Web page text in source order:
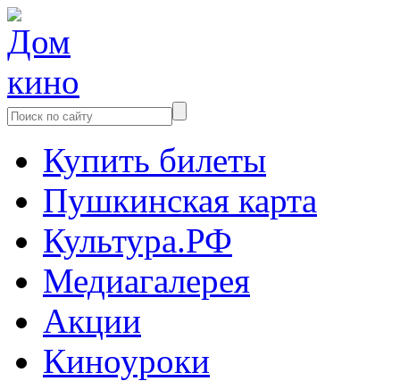
Купить билеты
Пушкинская карта
Культура.РФ
Медиагалерея
Акции
Киноуроки